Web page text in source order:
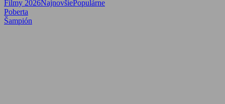
Filmy 2026NajnovšiePopulárne
Navigácia
v
Previous
Post:
Poberta
Next
Šampión